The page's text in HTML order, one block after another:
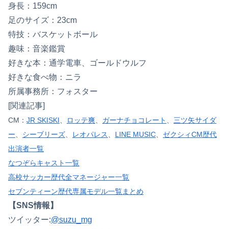
身長：159cm
足のサイズ：23cm
特技：バスケットボール
趣味：音楽鑑賞
好きな本：通学電車、ゴールドウルフ
好きな食べ物：ニラ
所属事務所：フォスター
[関連記事]
CM： JR SKISKI ロッテ爽 ガーナチョコレート
三ツ矢サイダ
ー
シーブリーズ レオパレス LINE MUSIC
ゼクシィCM歴代
出演者一覧
なつぞらキャスト一覧
高校サッカー歴代全マネージャー一覧
セブンティーン歴代専属モデル一覧まとめ
【SNS情報】
ツイッター:@suzu_mg